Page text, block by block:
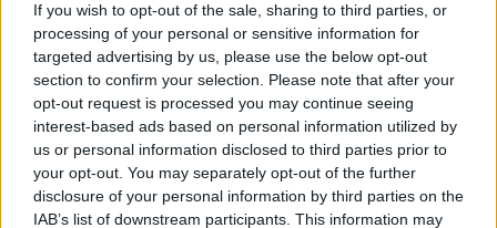
If you wish to opt-out of the sale, sharing to third parties, or
processing of your personal or sensitive information for
targeted advertising by us, please use the below opt-out
section to confirm your selection. Please note that after your
opt-out request is processed you may continue seeing
interest-based ads based on personal information utilized by
us or personal information disclosed to third parties prior to
your opt-out. You may separately opt-out of the further
disclosure of your personal information by third parties on the
IAB’s list of downstream participants. This information may
ATTUALITÀ
Frasi sulla libertà: le più belle da
condividere e su cui riflettere
Alcune frasi sulla libertà pronunciate o scritte da artisti o
personaggi famosi: così il concetto è stato esplorato in